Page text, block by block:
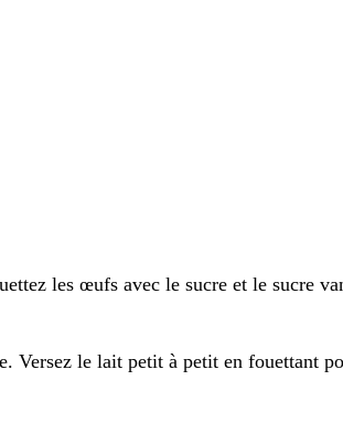
les œufs avec le sucre et le sucre
Versez le lait petit à petit en fouettant